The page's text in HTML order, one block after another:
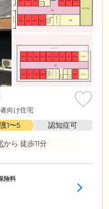
向け住宅
1〜5
認知症可
から 徒歩11分
険料